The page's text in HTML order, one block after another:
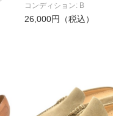
コンディション: B
26,000円（税込）